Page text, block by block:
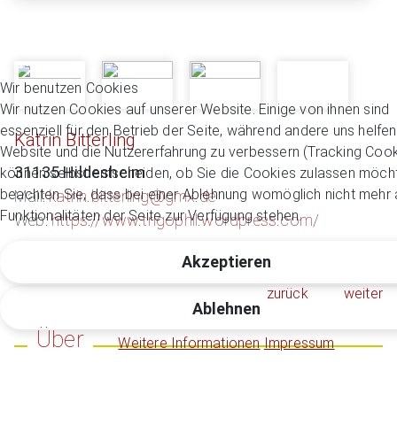
Katrin Bitterling
31135 Hildesheim
Mail:katrin.bitterling@gmx.de
Web:https://www.trigophil.wordpress.com/
zurück weiter
Über
Wir benutzen Cookies
Wir nutzen Cookies auf unserer Website. Einige von ihnen sind
essenziell für den Betrieb der Seite, während andere uns
Website und die Nutzererfahrung zu verbessern (Tracking
können selbst entscheiden, ob Sie die Cookies zulassen
beachten Sie, dass bei einer Ablehnung womöglich nicht mehr
Funktionalitäten der Seite zur Verfügung stehen.
Akzeptieren
Ablehnen
Weitere Informationen Impressum